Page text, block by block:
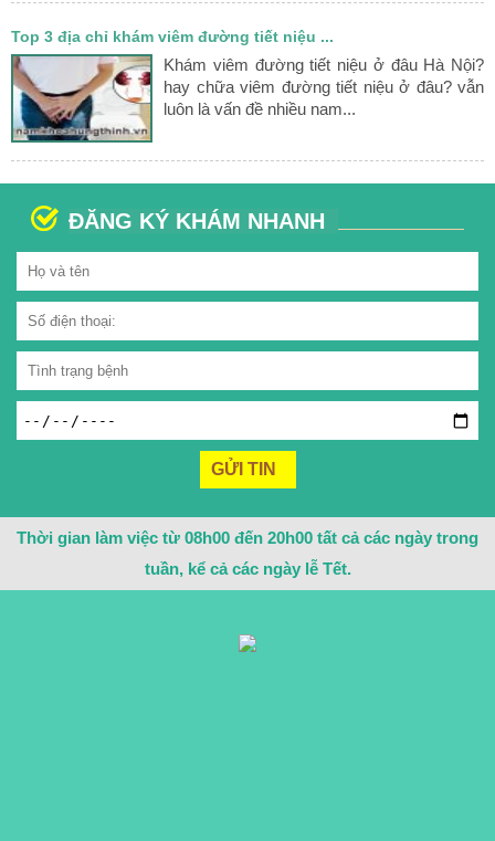
Top 3 địa chỉ khám viêm đường tiết niệu ...
Khám viêm đường tiết niệu ở đâu Hà Nội?
hay chữa viêm đường tiết niệu ở đâu? vẫn
luôn là vấn đề nhiều nam...
ĐĂNG KÝ KHÁM NHANH
Thời gian làm việc từ 08h00 đến 20h00 tất cả các ngày trong
tuần, kể cả các ngày lễ Tết.